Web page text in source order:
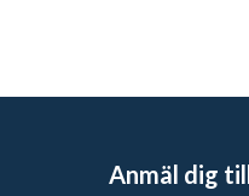
Anmäl dig